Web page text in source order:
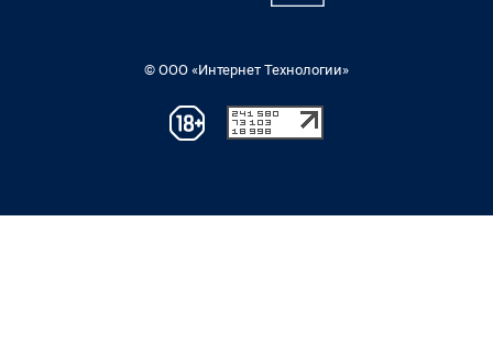
© ООО «Интернет Технологии»